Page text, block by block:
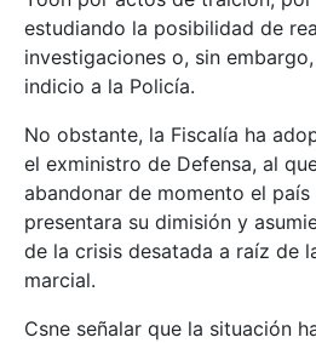
estudiando la posibilidad de
investigaciones o, sin
indicio a la Policía.
No obstante, la Fiscalía ha
el exministro de Defensa, al
abandonar de momento el
presentara su dimisión y
de la crisis desatada a raíz de
marcial.
Csne señalar que la situación